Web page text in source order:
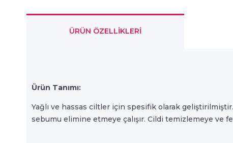
ÜRÜN ÖZELLIKLERI
Ürün Tanımı:
Yağlı ve hassas ciltler için spesifik olarak
sebumu elimine etmeye çalışır. Cildi temizlemeye ve